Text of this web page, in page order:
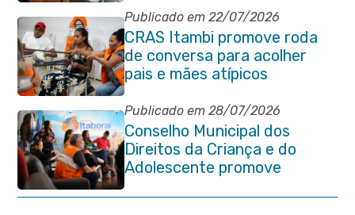
Gabriela 18 de junho
Publicado em 22/07/2026
CRAS Itambi promove roda
de conversa para acolher
pais e mães atípicos
Publicado em 28/07/2026
Conselho Municipal dos
Direitos da Criança e do
Adolescente promove
reunião de alinhamento com
órgãos públicos